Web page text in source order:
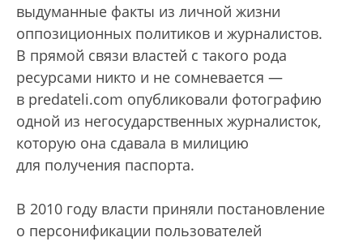
выдуманные факты из личной жизни
оппозиционных политиков и журналистов.
В прямой связи властей с такого рода
ресурсами никто и не сомневается —
в predateli.com опубликовали фотографию
одной из негосударственных журналисток,
которую она сдавала в милицию
для получения паспорта.
В 2010 году власти приняли постановление
о персонификации пользователей